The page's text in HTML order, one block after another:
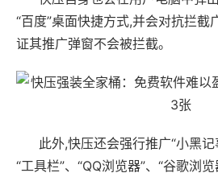
“百度”桌面快捷方式,并会对抗拦截
证其推广弹窗不会被拦截。
此外,快压还会强行推广“小黑记
“工具栏”、“QQ浏览器”、“谷歌浏